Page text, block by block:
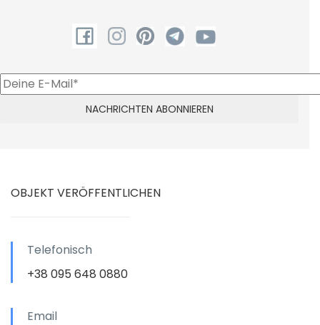
OBJEKT VERÖFFENTLICHEN
Telefonisch
+38 095 648 0880
Email